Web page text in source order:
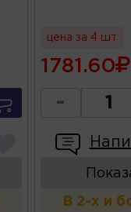
цена за 4 шт
1781.60
-
В 2-х и